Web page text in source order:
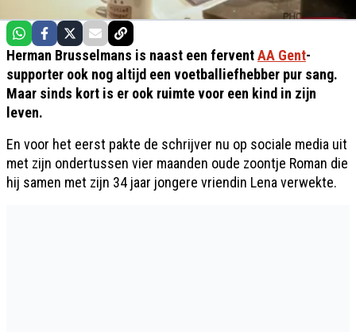
Herman Brusselmans is naast een ferventAA Gent-
supporter ook nog altijd een voetballiefhebber pur sang.
Maar sinds kort is er ook ruimte voor een kind in zijn
leven.
En voor het eerst pakte de schrijver nu op sociale media uit
met zijn ondertussen vier maanden oude zoontje Roman die
hij samen met zijn 34 jaar jongere vriendin Lena verwekte.